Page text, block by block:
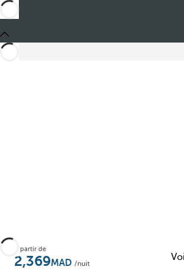
Partager
Ajouter aux favoris
À partir de
2,369 /nuit